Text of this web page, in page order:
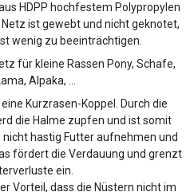
HDPP hochfestem Polypropylen
ist gewebt und nicht geknotet,
wenig zu beeinträchtigen.
für kleine Rassen Pony, Schafe,
Alpaka, ...
Kurzrasen-Koppel. Durch die
die Halme zupfen und ist somit
hastig Futter aufnehmen und
fördert die Verdauung und grenzt
ein.
Vorteil, dass die Nüstern nicht im